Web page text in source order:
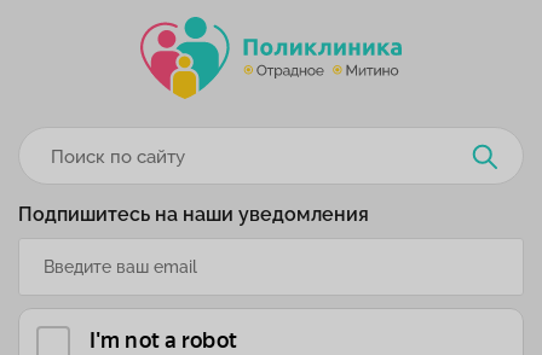
Подпишитесь на наши уведомления